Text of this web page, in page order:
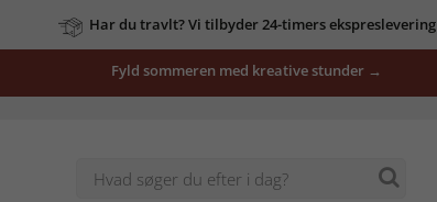
Har du travlt? Vi tilbyder 24-timers ekspreslevering
Fyld sommeren med kreative stunder →